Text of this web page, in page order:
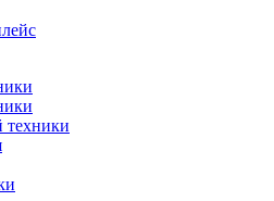
техники